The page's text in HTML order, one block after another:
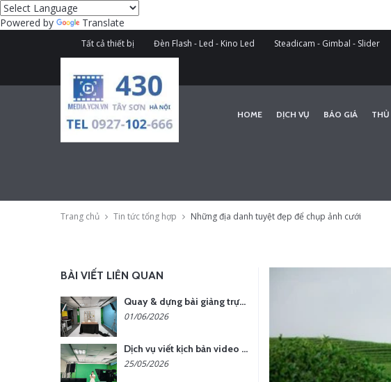
Powered by Translate
Tất cả thiết bị Đèn Flash - Led - Kino Led Steadicam - Gimbal - Slider
HOME DỊCH VỤ BÁO GIÁ THỦ
Trang chủ Tin tức tổng hợp Những địa danh tuyệt đẹp để chụp ảnh cưới
BÀI VIẾT LIÊN QUAN
Quay & dựng bài giảng trực tuyến – Xu hướng đào tạo thời đại số
01/06/2026
Dịch vụ viết kịch bản video – Bước quan trọng quyết định thành công nội dung
25/05/2026